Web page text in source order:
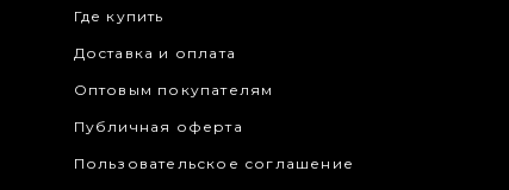
Где купить
Доставка и оплата
Оптовым покупателям
Публичная оферта
Пользовательское соглашение